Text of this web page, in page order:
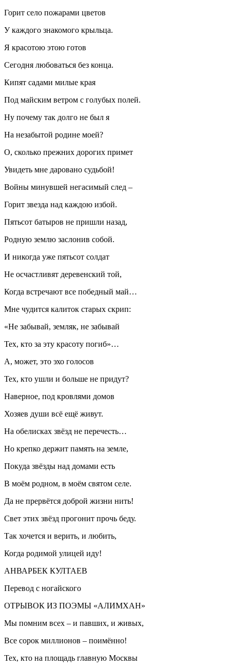
Горит село пожарами цветов
У каждого знакомого крыльца.
Я красотою этою готов
Сегодня любоваться без конца.
Кипят садами милые края
Под майским ветром с голубых полей.
Ну почему так долго не был я
На незабытой родине моей?
О, сколько прежних дорогих примет
Увидеть мне даровано судьбой!
Войны минувшей негасимый след –
Горит звезда над каждою избой.
Пятьсот батыров не пришли назад,
Родную землю заслонив собой.
И никогда уже пятьсот солдат
Не осчастливят деревенский той,
Когда встречают все победный май…
Мне чудится калиток старых скрип:
«Не забывай, земляк, не забывай
Тех, кто за эту красоту погиб»…
А, может, это эхо голосов
Тех, кто ушли и больше не придут?
Наверное, под кровлями домов
Хозяев души всё ещё живут.
На обелисках звёзд не перечесть…
Но крепко держит память на земле,
Покуда звёзды над домами есть
В моём родном, в моём святом селе.
Да не прервётся доброй жизни нить!
Свет этих звёзд прогонит прочь беду.
Так хочется и верить, и любить,
Когда родимой улицей иду!
АНВАРБЕК КУЛТАЕВ
Перевод с ногайского
ОТРЫВОК ИЗ ПОЭМЫ «АЛИМХАН»
Мы помним всех – и павших, и живых,
Все сорок миллионов – поимённо!
Тех, кто на площадь главную Москвы